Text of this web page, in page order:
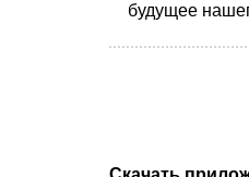
будущее